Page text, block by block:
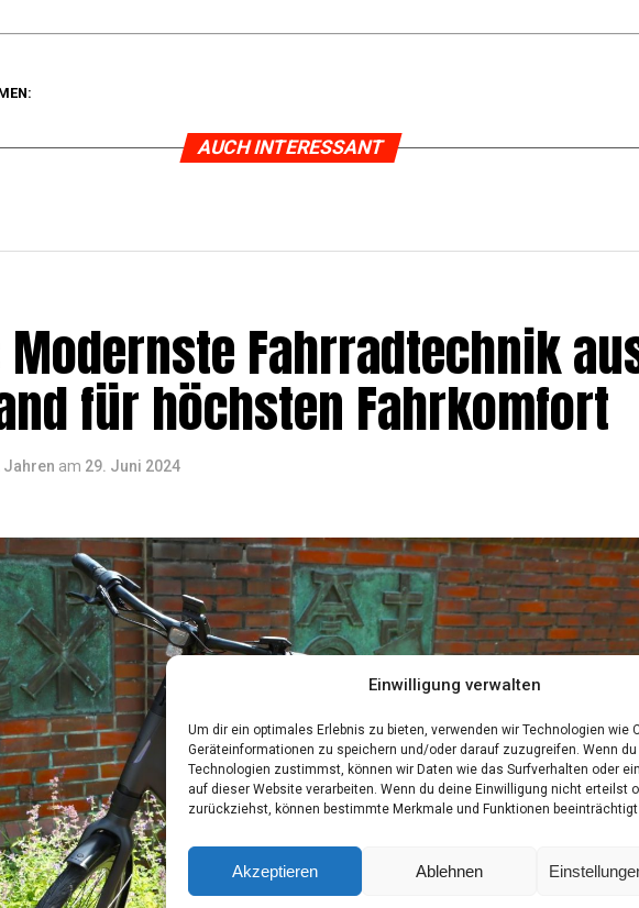
Einwilligung verwalten
Um dir ein optimales Erlebnis zu bieten, verwenden wir Technologien wie
Geräteinformationen zu speichern und/oder darauf zuzugreifen. Wenn
Technologien zustimmst, können wir Daten wie das Surfverhalten oder
auf dieser Website verarbeiten. Wenn du deine Einwilligung nicht erteilst
zurückziehst, können bestimmte Merkmale und Funktionen beeinträchtigt
Akzeptieren Ablehnen
AUCH INTERESSANT
Moderns­te Fahr­rad­tech­nik
für höchs­ten Fahrkomfort
Jahren am 29. Juni 2024